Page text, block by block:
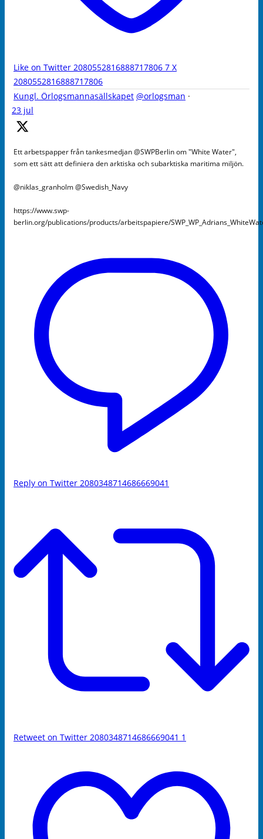
Like on Twitter 2080552816888717806 7 X
2080552816888717806
Kungl. Örlogsmannasällskapet @orlogsman ·
23 jul
Ett arbetspapper från tankesmedjan @SWPBerlin om "White Water",
som ett sätt att definiera den arktiska och subarktiska maritima miljön.
@niklas_granholm @Swedish_Navy
https://www.swp-
berlin.org/publications/products/arbeitspapiere/
Reply on Twitter 2080348714686669041
Retweet on Twitter 2080348714686669041 1